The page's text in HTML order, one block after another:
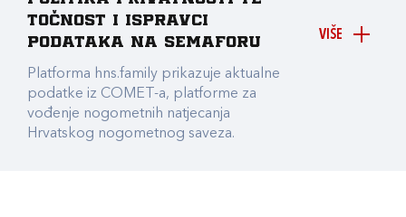
VIŠE
točnost i ispravci
podataka na Semaforu
Platforma hns.family prikazuje aktualne
podatke iz COMET-a, platforme za
vođenje nogometnih natjecanja
Hrvatskog nogometnog saveza.